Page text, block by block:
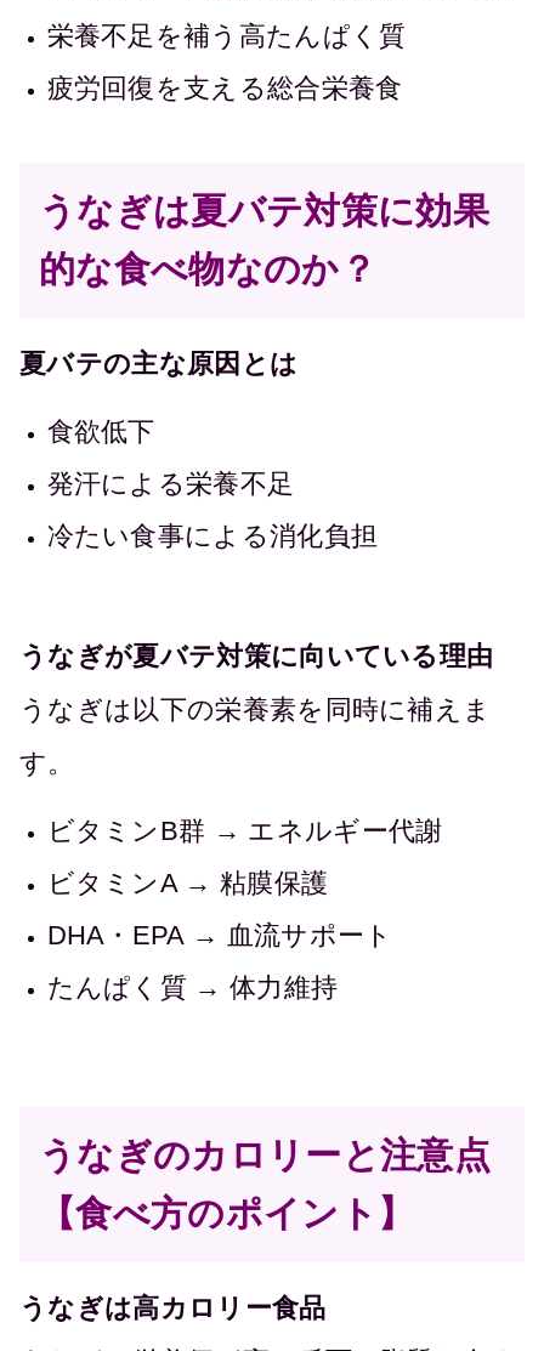
栄養不足を補う高たんぱく質
疲労回復を支える総合栄養食
うなぎは夏バテ対策に効果
的な食べ物なのか？
夏バテの主な原因とは
食欲低下
発汗による栄養不足
冷たい食事による消化負担
うなぎが夏バテ対策に向いている理由
うなぎは以下の栄養素を同時に補えま
す。
ビタミンB群 → エネルギー代謝
ビタミンA → 粘膜保護
DHA・EPA → 血流サポート
たんぱく質 → 体力維持
うなぎのカロリーと注意点
【食べ方のポイント】
うなぎは高カロリー食品